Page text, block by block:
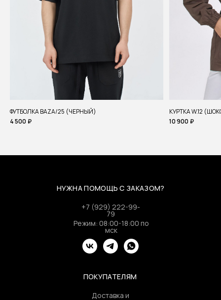
ФУТБОЛКА BAZA/25 (ЧЕРНЫЙ)
4 500 ₽
КУРТКА W.12
10 900 ₽
НУЖНА ПОМОЩЬ С ЗАКАЗОМ?
ПОКУПАТЕЛЯМ
+7 (929) 222-99-
79
Режим: 08:00-18:00 по
мск
Доставка и